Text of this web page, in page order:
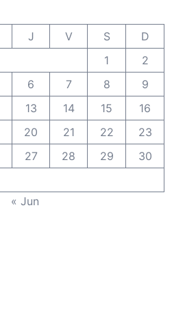
J V S
D
1
2
6 7 8
9
13 14 15
16
20 21 22
23
27 28 29
30
« Jun